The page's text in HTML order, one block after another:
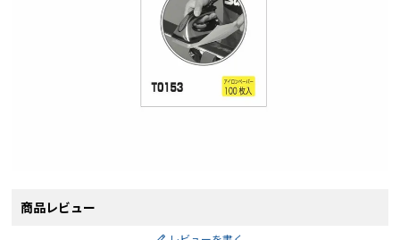
商品レビュー